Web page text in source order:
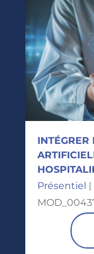
INTÉGRER
Présentiel